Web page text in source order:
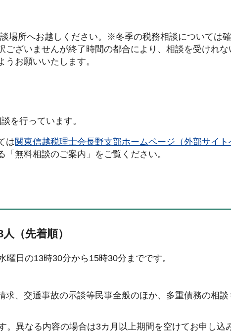
場所へお越しください。※冬季の税務相談については
ざいませんが終了時間の都合により、相談を受けれな
お願いいたします。
を行っています。
は関東信越税理士会長野支部ホームページ（外部サイト
「無料相談のご案内」をご覧ください。
（先着順）
日の13時30分から15時30分までです。
求、交通事故の示談等民事全般のほか、多重債務の相談
。異なる内容の場合は3カ月以上期間を空けてお申し込